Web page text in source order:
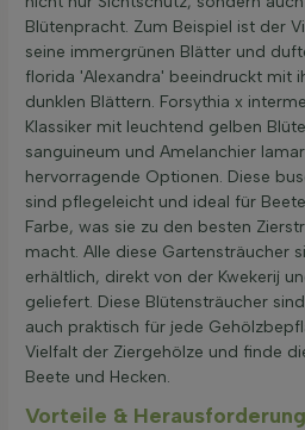
Blütenpracht. Zum Beispiel ist der
seine immergrünen Blätter und
florida 'Alexandra' beeindruckt mit
dunklen Blättern. Forsythia x
Klassiker mit leuchtend gelben
sanguineum und Amelanchier
hervorragende Optionen. Diese
sind pflegeleicht und ideal für
Farbe, was sie zu den besten
macht. Alle diese Gartensträucher
erhältlich, direkt von der Kwekerij
geliefert. Diese Blütensträucher
auch praktisch für jede
Vielfalt der Ziergehölze und finde
Beete und Hecken.
Vorteile &